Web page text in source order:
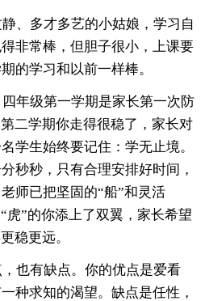
、多才多艺的小姑娘，学习自
非常棒，但胆子很小，上课要
的学习和以前一样棒。
年级第一学期是家长第一次防
二学期你走得很稳了，家长对
学生始终要记住：学无止境。
秒秒，只有合理安排好时间，
师已把坚固的“船”和灵活
虎”的你添上了双翼，家长希望
稳更远。
也有缺点。你的优点是爱看
种求知的渴望。缺点是任性，